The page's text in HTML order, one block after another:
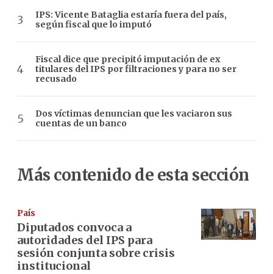
IPS: Vicente Bataglia estaría fuera del país,
según fiscal que lo imputó
Fiscal dice que precipitó imputación de ex
titulares del IPS por filtraciones y para no ser
recusado
Dos víctimas denuncian que les vaciaron sus
cuentas de un banco
Más contenido de esta sección
País
Diputados convoca a
autoridades del IPS para
sesión conjunta sobre crisis
institucional